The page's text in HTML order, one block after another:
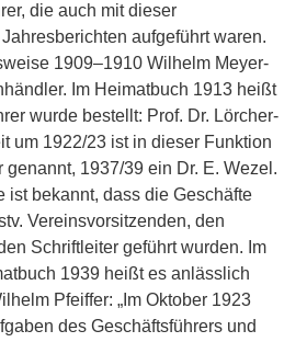
die auch mit dieser
aufgeführt waren.
1909–1910 Wilhelm Meyer-
Im Heimatbuch 1913 heißt
wurde bestellt: Prof. Dr. Lörcher-
um 1922/23 ist in dieser Funktion
1937/39 ein Dr. E. Wezel.
ist bekannt, dass die Geschäfte
Vereinsvorsitzenden, den
Schriftleiter geführt wurden. Im
1939 heißt es anlässlich
Pfeiffer: „Im Oktober 1923
des Geschäftsführers und